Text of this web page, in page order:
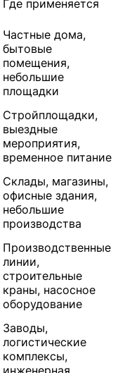
Где применяется
Частные дома,
бытовые
помещения,
небольшие
площадки
Стройплощадки,
выездные
мероприятия,
временное питание
Склады, магазины,
офисные здания,
небольшие
производства
Производственные
линии,
строительные
краны, насосное
оборудование
Заводы,
логистические
комплексы,
инженерная